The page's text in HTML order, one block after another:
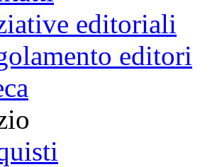
editoriali
editori